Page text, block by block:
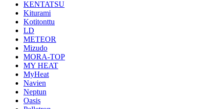
KENTATSU
Kiturami
Kotitonttu
LD
METEOR
Mizudo
MORA-TOP
MY HEAT
MyHeat
Navien
Neptun
Oasis